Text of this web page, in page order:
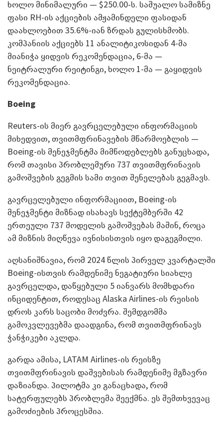
ხოლო მინიმალური — $250.00-ს. საშუალო სამიზნე
ფასი RH-ის აქციების ამჟამინდელი ფასიდან
დაახლოებით 35.6%-იან ზრდას გულისხმობს.
კომპანიის აქციებს 11 ანალიტიკოსიდან 4-მა
მიანიჭა ყიდვის რეკომენდაცია, 6-მა —
ნეიტრალური რეიტინგი, ხოლო 1-მა — გაყიდვის
რეკომენდაცია.
Boeing
Reuters-ის მიერ გავრცელებული ინფორმაციის
მიხედვით, თვითმფრინავების მწარმოებლის —
Boeing-ის მენეჯმენტმა მიმწოდებლებს განუცხადა,
რომ თავისი პრობლემური 737 თვითმფრინავის
გამოშვების გეგმის სამი თვით შენელებას გეგმავს.
გავრცელებული ინფორმაციით, Boeing-ის
მენეჯმენტი მიზნად ისახავს სექტემბერში 42
ერთეული 737 მოდელის გამოშვებას მაშინ, როცა
ამ მიზნის მიღწევა ივნისისთვის იყო დაგეგმილი.
აღსანიშნავია, რომ 2024 წლის პირველ კვარტალში
Boeing-ისთვის რამდენიმე ნეგატიური სიახლე
გავრცელდა, დაწყებული 5 იანვარს მომხდარი
ინციდენტით, როდესაც Alaska Airlines-ის რეისის
დროს კარს საცობი მოძვრა. შემდგომმა
გამოკვლევებმა დაადგინა, რომ თვითმფრინავს
ჭანჭიკები აკლდა.
გარდა ამისა, LATAM Airlines-ის რეისზე
თვითმფრინავის დაშვებისას რამდენიმე მგზავრი
დაზიანდა. პილოტმა კი განაცხადა, რომ
სატერფულებს პრობლემა შეექმნა. ეს შემთხვევაც
გამოძიების პროცესშია.